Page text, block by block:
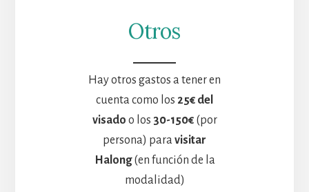
Otros
Hay otros gastos a tener en
cuenta como los 25€ del
visado o los 30-150€(por
persona) paravisitar
Halong(en función de la
modalidad)